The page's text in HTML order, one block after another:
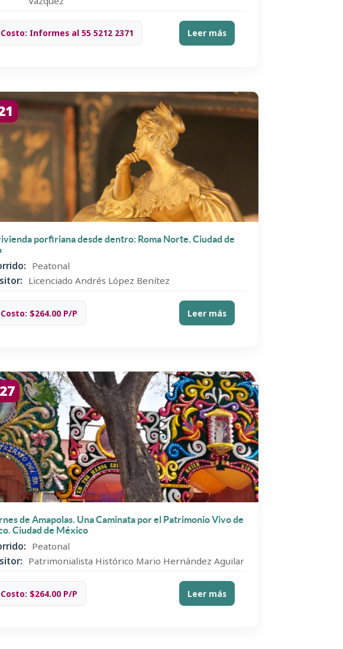
Costo: Informes al 55 5212 2371 Leer más
porfiriana desde dentro: Roma Norte. Ciudad de
Peatonal
Licenciado Andrés López Benítez
Costo: $264.00 P/P Leer más
27
de Amapolas. Una Caminata por el Patrimonio Vivo de
Ciudad de México
Peatonal
Patrimonialista Histórico Mario Hernández Aguilar
Costo: $264.00 P/P Leer más